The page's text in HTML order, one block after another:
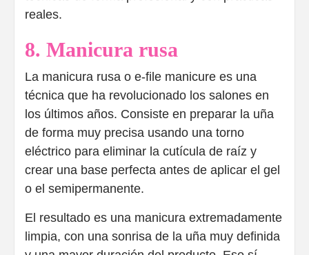
reales.
8. Manicura rusa
La manicura rusa o e-file manicure es una
técnica que ha revolucionado los salones en
los últimos años. Consiste en preparar la uña
de forma muy precisa usando una torno
eléctrico para eliminar la cutícula de raíz y
crear una base perfecta antes de aplicar el gel
o el semipermanente.
El resultado es una manicura extremadamente
limpia, con una sonrisa de la uña muy definida